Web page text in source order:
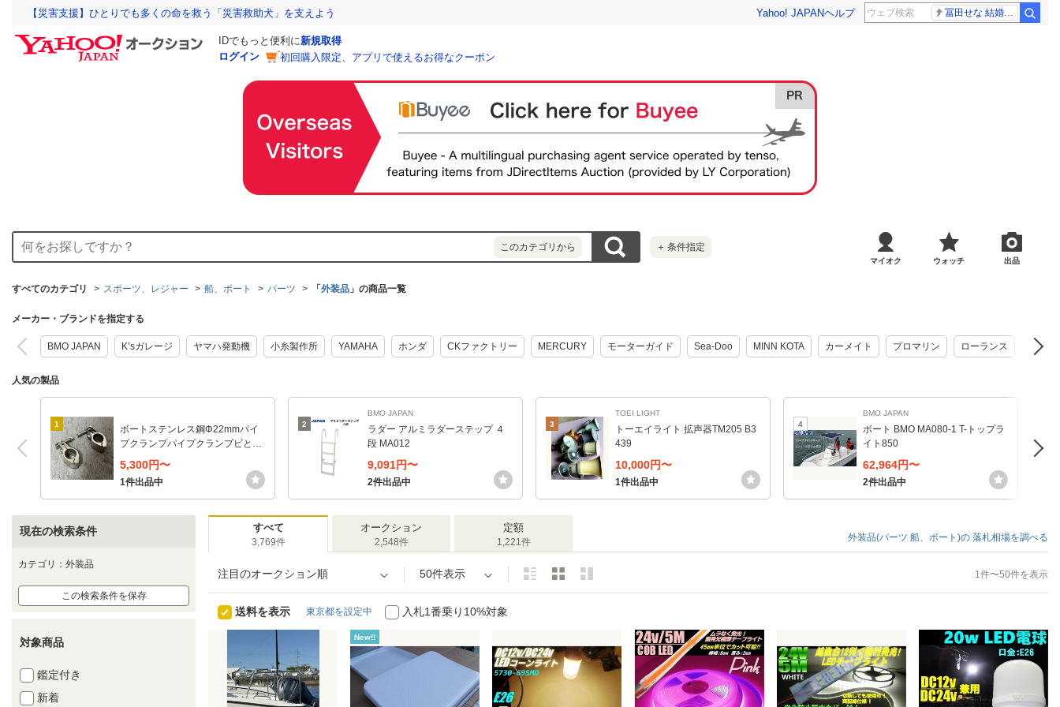
【災害支援】ひとりでも多くの命を救う「災害救助犬」を支えよう Yahoo! JAPANヘルプ 冨田せな 結婚発表
IDでもっと便利に新規取得
ログイン
初回購入限定、アプリで使えるお得なクーポン
このカテゴリから ＋ 条件指定
マイオク ウォッチ 出品
すべてのカテゴリ スポーツ、レジャー 船、ボート パーツ 「 外装品 」の商品一覧
メーカー・ブランドを指定する
BMO JAPAN K’sガレージ ヤマハ発動機 小糸製作所 YAMAHA ホンダ CKファクトリー MERCURY モーターガイド Sea-Doo MINN KOTA カーメイト プロマリン ローランス TOEI
人気の製品
1
ボートステンレス鋼Φ22mmパイ
プクランプパイプクランプビとデ
ッキヒンジ用
5,300円〜
1件出品中
2
BMO JAPAN
ラダー アルミラダーステップ ４
段 MA012
9,091円〜
2件出品中
3
TOEI LIGHT
トーエイライト 拡声器TM205 B3
439
10,000円〜
1件出品中
4
BMO JAPAN
ボート BMO MA080-1 T-トップラ
イト850
62,964円〜
2件出品中
現在の検索条件
カテゴリ：外装品
この検索条件を保存
対象商品
鑑定付き
新着
すべて
3,769件
オークション
2,548件
定額
1,221件 外装品(パーツ 船、ボート)の 落札相場を調べる
注目のオークション順 50件表示 1件〜50件を表示
送料を表示 東京都を設定中 入札1番乗り10%対象
New!!